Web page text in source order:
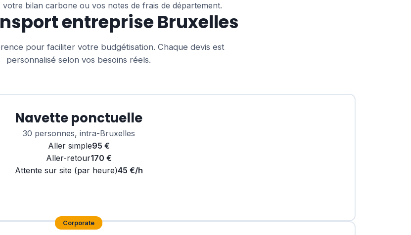
bilan carbone ou vos notes de frais de département.
entreprise Bruxelles
pour faciliter votre budgétisation. Chaque devis est
personnalisé selon vos besoins réels.
Navette ponctuelle
30 personnes, intra-Bruxelles
Aller simple95 €
Aller-retour170 €
Attente sur site (par heure)45 €/h
Corporate